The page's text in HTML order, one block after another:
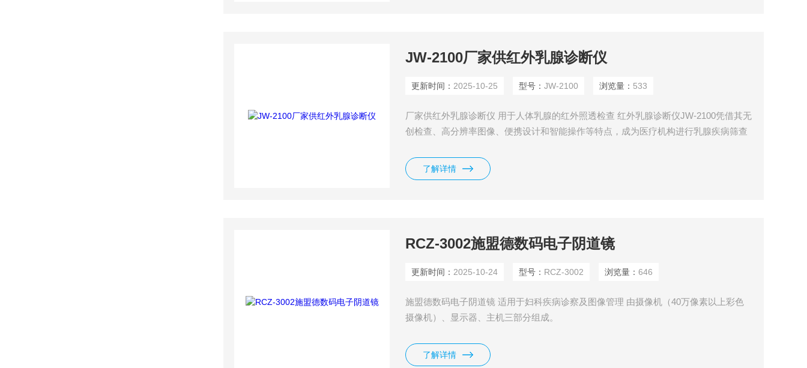
JW-2100厂家供红外乳腺诊断仪
更新时间： 2025-10-25 型号：JW-2100 浏览量： 533
厂家供红外乳腺诊断仪 用于人体乳腺的红外照透检查 红外乳腺诊断仪JW-2100凭借其无
创检查、高分辨率图像、便携设计和智能操作等特点，成为医疗机构进行乳腺疾病筛查
了解详情
RCZ-3002施盟德数码电子阴道镜
更新时间： 2025-10-24 型号： RCZ-3002 浏览量：646
施盟德数码电子阴道镜 适用于妇科疾病诊察及图像管理 由摄像机（40万像素以上彩色
摄像机）、显示器、主机三部分组成。
了解详情